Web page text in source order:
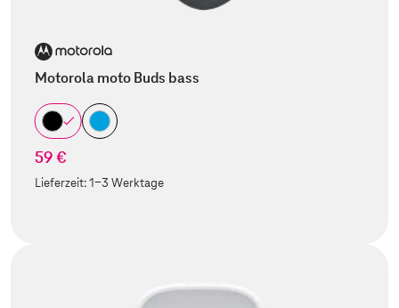
Motorola moto Buds bass
59 €
Lieferzeit:1-3 Werktage